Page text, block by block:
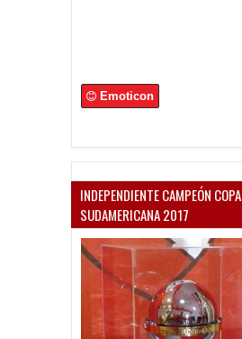
Emoticon
INDEPENDIENTE CAMPEÓN COPA
SUDAMERICANA 2017